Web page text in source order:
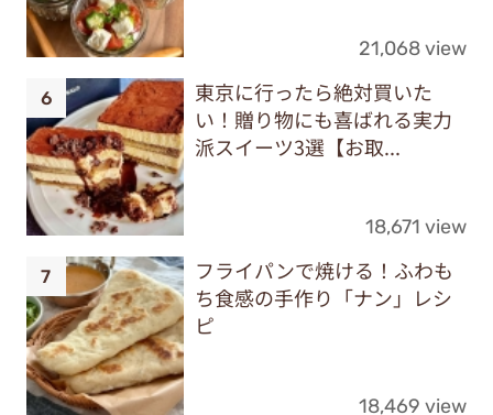
21,068 view
東京に行ったら絶対買いた
い！贈り物にも喜ばれる実力
派スイーツ3選【お取...
18,671 view
フライパンで焼ける！ふわも
ち食感の手作り「ナン」レシ
ピ
18,469 view